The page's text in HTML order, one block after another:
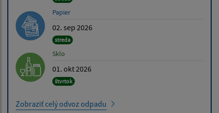
Papier
02. sep 2026
streda
Sklo
01. okt 2026
štvrtok
Zobraziť celý odvoz odpadu